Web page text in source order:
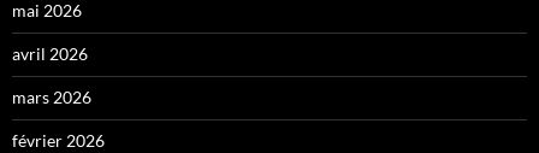
mai 2026
avril 2026
mars 2026
février 2026